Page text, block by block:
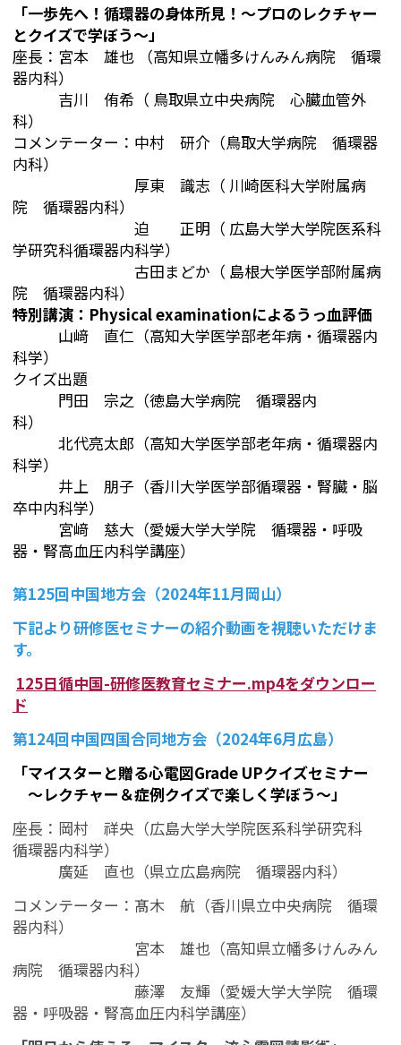
「一歩先へ！循環器の身体所見！～プロのレクチャー
とクイズで学ぼう～」
座長： 宮本 雄也 （高知県立幡多けんみん病院 循環
器内科）
吉川 侑希（ 鳥取県立中央病院 心臓血管外
科）
コメンテーター：中村 研介 （鳥取大学病院 循環器
内科）
厚東 識志（ 川崎医科大学附属病
院 循環器内科）
迫 正明（ 広島大学大学院医系科
学研究科循環器内科学）
古田まどか（ 島根大学医学部附属病
院 循環器内科）
特別講演：Physical examinationによるうっ血評価
山﨑 直仁（高知大学医学部老年病・循環器内
科学）
クイズ出題
門田 宗之（徳島大学病院 循環器内
科）
北代亮太郎（高知大学医学部老年病・循環器内
科学）
井上 朋子（香川大学医学部循環器・腎臓・脳
卒中内科学）
宮﨑 慈大（愛媛大学大学院 循環器・呼吸
器・腎高血圧内科学講座）
第125回中国地方会（2024年11月岡山）
下記より研修医セミナーの紹介動画を視聴いただけま
す。
125日循中国-研修医教育セミナー.mp4をダウンロー
ド
第124回中国四国合同地方会（2024年6月広島）
「マイスターと贈る心電図Grade UPクイズセミナー
～レクチャー＆症例クイズで楽しく学ぼう～」
座長：岡村 祥央（広島大学大学院医系科学研究科
循環器内科学）
廣延 直也（県立広島病院 循環器内科）
コメンテーター：髙木 航（香川県立中央病院 循環
器内科）
宮本 雄也（高知県立幡多けんみん
病院 循環器内科）
藤澤 友輝（愛媛大学大学院 循環
器・呼吸器・腎高血圧内科学講座）